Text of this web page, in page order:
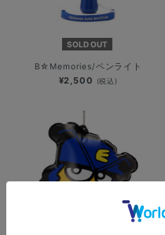
SOLD OUT
B☆Memories/ペンライト
¥2,500 (税込)